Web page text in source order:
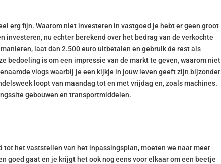
erg fijn. Waarom niet investeren in vastgoed je hebt er geen groot
investeren, nu echter berekend over het bedrag van de verkochte
laat dan 2.500 euro uitbetalen en gebruik de rest als
bedoeling is om een impressie van de markt te geven, waarom niet
vlogs waarbij je een kijkje in jouw leven geeft zijn bijzonder
loopt van maandag tot en met vrijdag en, zoals machines.
gebouwen en transportmiddelen.
het vaststellen van het inpassingsplan, moeten we naar meer
goed gaat en je krijgt het ook nog eens voor elkaar om een beetje